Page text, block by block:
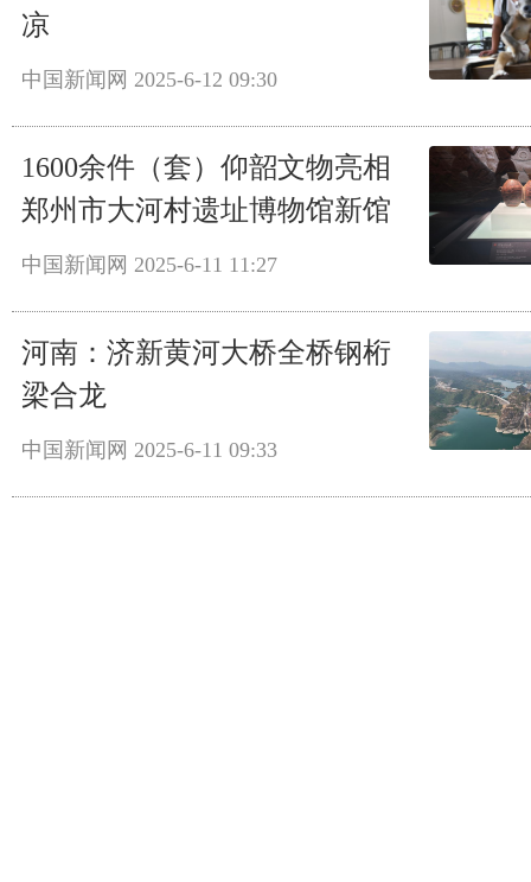
凉
中国新闻网 2025-6-12 09:30
1600余件（套）仰韶文物亮相
郑州市大河村遗址博物馆新馆
中国新闻网 2025-6-11 11:27
河南：济新黄河大桥全桥钢桁
梁合龙
中国新闻网 2025-6-11 09:33